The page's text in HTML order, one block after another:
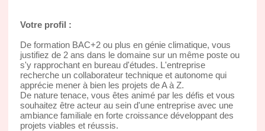
Votre profil :
De formation BAC+2 ou plus en génie climatique, vous
justifiez de 2 ans dans le domaine sur un même poste ou
s'y rapprochant en bureau d'études. L'entreprise
recherche un collaborateur technique et autonome qui
apprécie mener à bien les projets de A à Z.
De nature tenace, vous êtes animé par les défis et vous
souhaitez être acteur au sein d'une entreprise avec une
ambiance familiale en forte croissance développant des
projets viables et réussis.